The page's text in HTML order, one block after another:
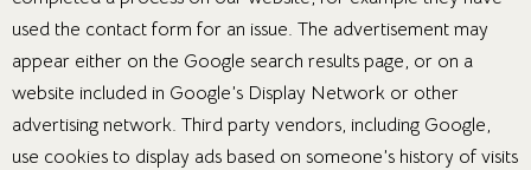
used the contact form for an issue. The advertisement may
appear either on the Google search results page, or on a
website included in Google’s Display Network or other
advertising network. Third party vendors, including Google,
use cookies to display ads based on someone’s history of visits